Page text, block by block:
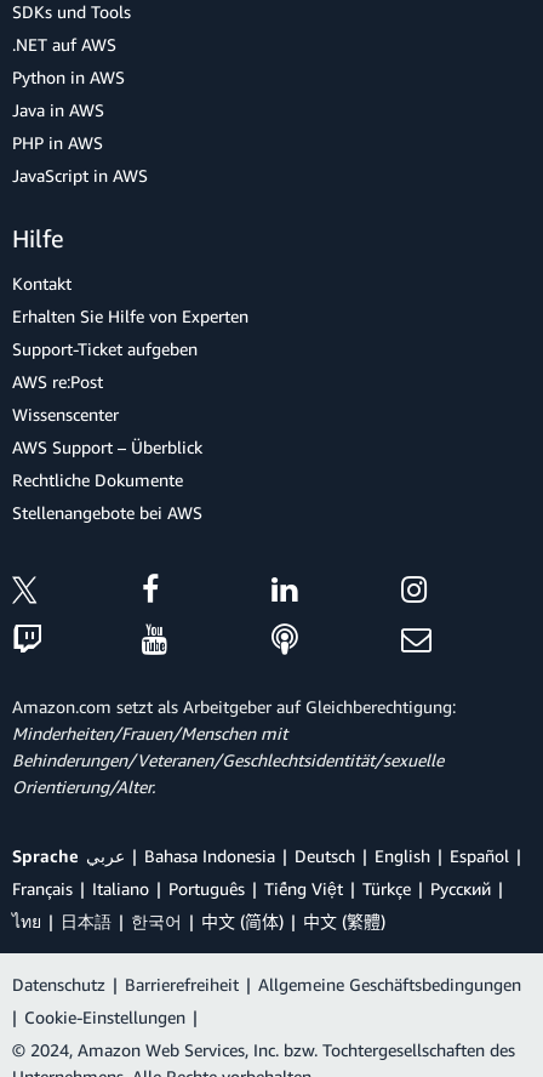
SDKs und Tools
.NET auf AWS
Python in AWS
Java in AWS
PHP in AWS
JavaScript in AWS
Hilfe
Kontakt
Erhalten Sie Hilfe von Experten
Support-Ticket aufgeben
AWS re:Post
Wissenscenter
AWS Support – Überblick
Rechtliche Dokumente
Stellenangebote bei AWS
Amazon.com setzt als Arbeitgeber auf Gleichberechtigung:
Minderheiten/Frauen/Menschen mit
Behinderungen/Veteranen/Geschlechtsidentität/sexuelle
Orientierung/Alter.
Sprache عربي Bahasa Indonesia Deutsch English
Español
Français
Italiano Português Tiếng Việt Türkçe
Ρусский
ไทย
日本語 한국어 中文 (简体) 中文 (繁體)
Datenschutz | Barrierefreiheit | Allgemeine Geschäftsbedingungen
| Cookie-Einstellungen |
© 2024, Amazon Web Services, Inc. bzw. Tochtergesellschaften des